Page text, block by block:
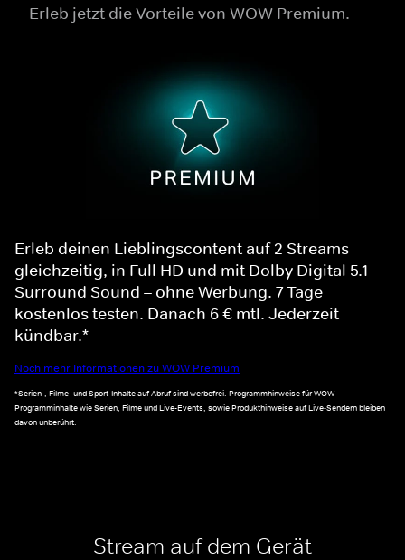
Erleb jetzt die Vorteile von WOW Premium.
Erleb deinen Lieblingscontent auf 2 Streams
gleichzeitig, in Full HD und mit Dolby Digital 5.1
Surround Sound – ohne Werbung. 7 Tage
kostenlos testen. Danach 6 € mtl. Jederzeit
kündbar.*
Noch mehr Informationen zu WOW Premium
*Serien-, Filme- und Sport-Inhalte auf Abruf sind werbefrei. Programmhinweise für WOW
Programminhalte wie Serien, Filme und Live-Events, sowie Produkthinweise auf Live-Sendern bleiben
davon unberührt.
Stream auf dem Gerät